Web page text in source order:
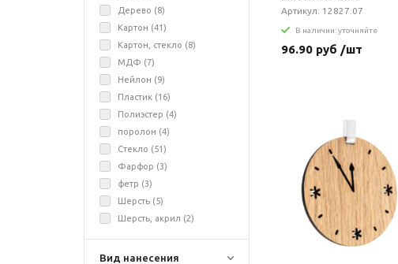
Дерево (8)
Картон (41)
Картон, стекло (8)
МДФ (7)
Нейлон (9)
Пластик (16)
Полиэстер (4)
поролон (4)
Стекло (51)
Фарфор (3)
фетр (3)
Шерсть (5)
Шерсть, акрил (2)
Вид нанесения
Артикул: 12827.07
В наличии: уточняйте
96.90 руб /шт